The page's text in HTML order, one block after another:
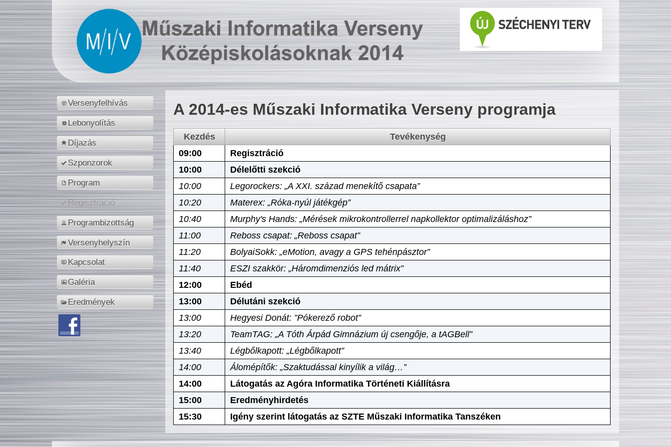
Versenyfelhívás
Lebonyolítás
Díjazás
Szponzorok
Program
Regisztráció
Programbizottság
Versenyhelyszín
Kapcsolat
Galéria
Eredmények
A 2014-es Műszaki Informatika Verseny programja
Kezdés
Tevékenység
09:00
Regisztráció
10:00
Délelőtti szekció
10:00
Legorockers: „A XXI. század menekítő csapata”
10:20
Materex: „Róka-nyúl játékgép”
10:40
Murphy's Hands: „Mérések mikrokontrollerrel napkollektor optimalizáláshoz”
11:00
Reboss csapat: „Reboss csapat”
11:20
BolyaiSokk: „eMotion, avagy a GPS tehénpásztor”
11:40
ESZI szakkör: „Háromdimenziós led mátrix”
12:00
Ebéd
13:00
Délutáni szekció
13:00
Hegyesi Donát: ”Pókerező robot”
13:20
TeamTAG: „A Tóth Árpád Gimnázium új csengője, a tAGBell”
13:40
Légbőlkapott: „Légbőlkapott”
14:00
Álomépítők: „Szaktudással kinyílik a világ…”
14:00
Látogatás az Agóra Informatika Történeti Kiállításra
15:00
Eredményhirdetés
15:30
Igény szerint látogatás az SZTE Műszaki Informatika Tanszéken